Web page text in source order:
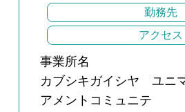
勤務先
アクセス
事業所名
カブシキガイシヤ ユニ
アメントコミュニテ